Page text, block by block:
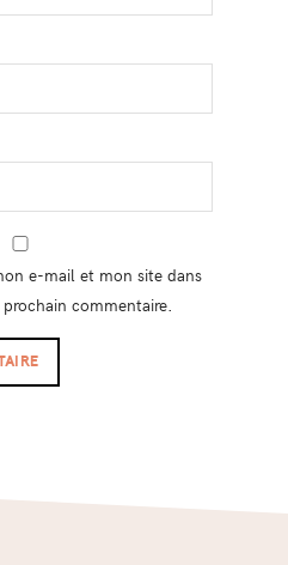
e-mail et mon site dans
commentaire.